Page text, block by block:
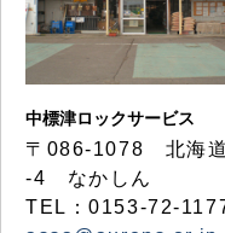
中標津ロックサービス
〒086-1078 北海道
-4 なかしん
TEL：0153-72-